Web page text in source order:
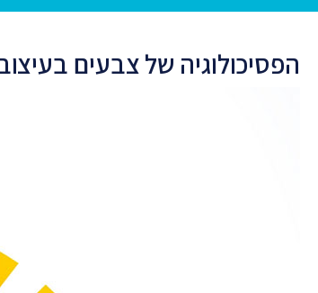
הפסיכולוגיה של צבעים